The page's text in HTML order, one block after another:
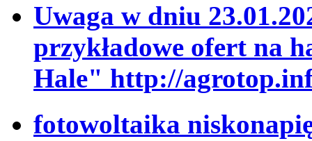
Uwaga w dniu
przykładowe ofert na
Hale" http://
fotowoltaika